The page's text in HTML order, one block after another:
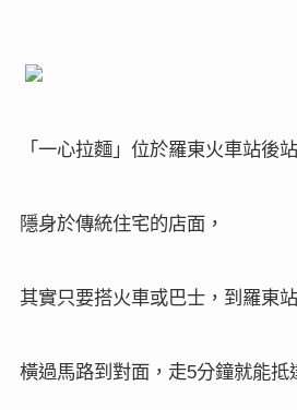
「一心拉麵」位於羅東火車站後
隱身於傳統住宅的店面，
其實只要搭火車或巴士，到羅東
橫過馬路到對面，走5分鐘就能抵